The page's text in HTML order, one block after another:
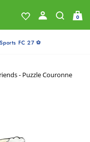
0
FC 27 ⚽
- Puzzle Couronne